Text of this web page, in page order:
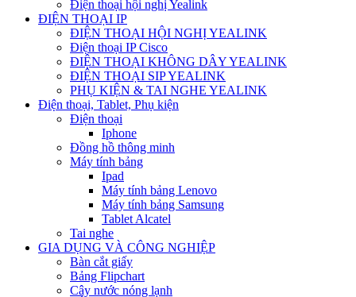
Điện thoại hội nghị Yealink
ĐIỆN THOẠI IP
ĐIỆN THOẠI HỘI NGHỊ YEALINK
Điện thoại IP Cisco
ĐIỆN THOẠI KHÔNG DÂY YEALINK
ĐIỆN THOẠI SIP YEALINK
PHỤ KIỆN & TAI NGHE YEALINK
Điện thoại, Tablet, Phụ kiện
Điện thoại
Iphone
Đồng hồ thông minh
Máy tính bảng
Ipad
Máy tính bảng Lenovo
Máy tính bảng Samsung
Tablet Alcatel
Tai nghe
GIA DỤNG VÀ CÔNG NGHIỆP
Bàn cắt giấy
Bảng Flipchart
Cây nước nóng lạnh